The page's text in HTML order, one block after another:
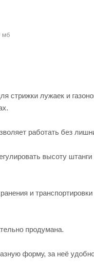
мб
стрижки лужаек и
работать без
высоту
и
продумана.
форму, за неё